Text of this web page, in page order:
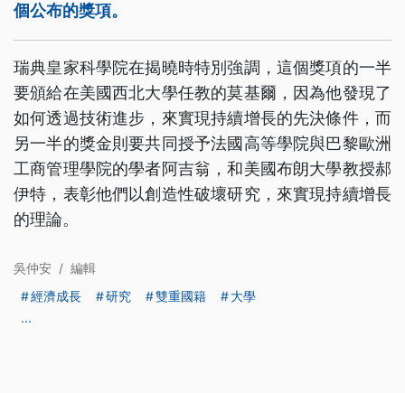
個公布的獎項。
瑞典皇家科學院在揭曉時特別強調，這個獎項的一半
要頒給在美國西北大學任教的莫基爾，因為他發現了
如何透過技術進步，來實現持續增長的先決條件，而
另一半的獎金則要共同授予法國高等學院與巴黎歐洲
工商管理學院的學者阿吉翁，和美國布朗大學教授郝
伊特，表彰他們以創造性破壞研究，來實現持續增長
的理論。
吳仲安 / 編輯
經濟成長
研究 雙重國籍
大學
...